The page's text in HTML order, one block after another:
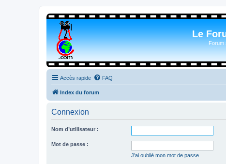
Le
Forum
Accès rapide FAQ
Index du forum
Connexion
Nom d’utilisateur :
Mot de passe :
J’ai oublié mon mot de passe